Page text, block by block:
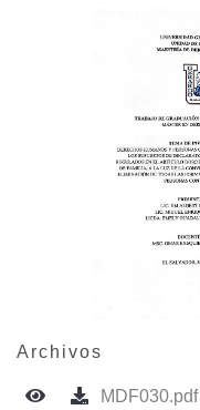
Archivos
MDF030.pdf